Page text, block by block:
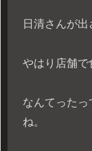
日清さんが出
やはり店舗で
なんてったっ
ね。